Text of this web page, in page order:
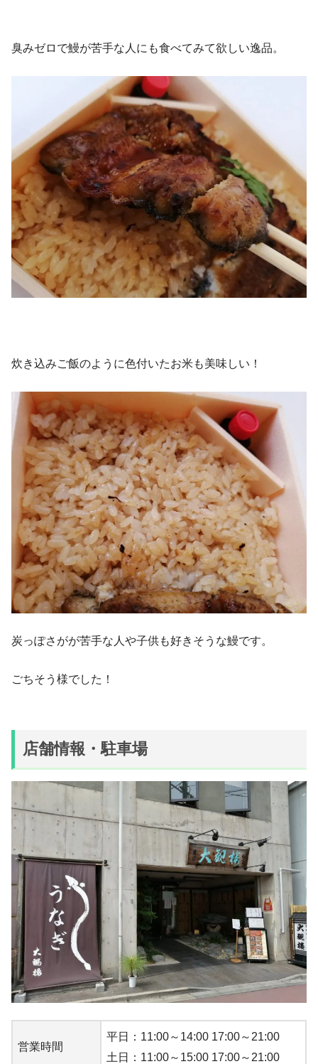
臭みゼロで鰻が苦手な人にも食べてみて欲しい逸品。
炊き込みご飯のように色付いたお米も美味しい！
炭っぽさがが苦手な人や子供も好きそうな鰻です。
ごちそう様でした！
店舗情報・駐車場
営業時間
平日：11:00～14:00 17:00～21:00
土日：11:00～15:00 17:00～21:00